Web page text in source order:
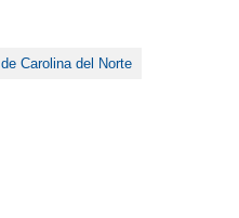
Carolina del Norte